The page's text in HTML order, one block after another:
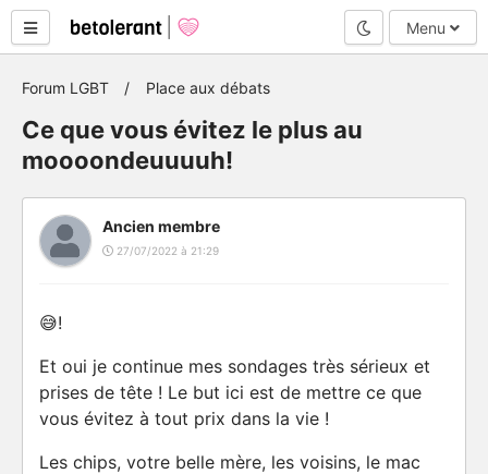
Mode nuit
Menu
Forum LGBT Place aux débats
Ce que vous évitez le plus au
moooondeuuuuh!
Ancien membre
27/07/2022 à 21:29
😅!
Et oui je continue mes sondages très sérieux et
prises de tête ! Le but ici est de mettre ce que
vous évitez à tout prix dans la vie !
Les chips, votre belle mère, les voisins, le mac